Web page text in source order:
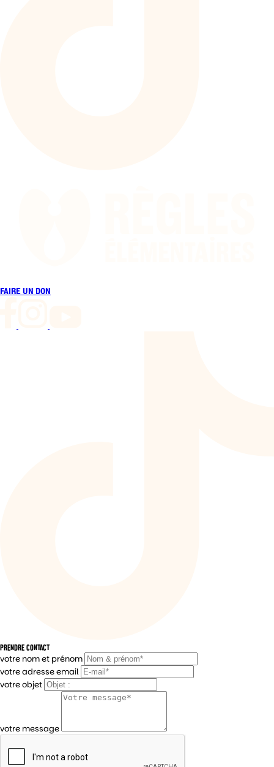
FAIRE UN DON
PRENDRE CONTACT
votre nom et prénom
votre adresse email
votre objet
votre message